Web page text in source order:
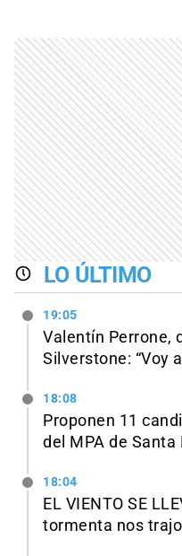
LO ÚLTIMO
19:05
Valentín Perrone,
Silverstone: “Voy
18:08
Proponen 11
del MPA de Santa
18:04
EL VIENTO SE
tormenta nos